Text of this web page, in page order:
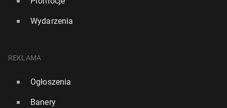
Wydarzenia
REKLAMA
Ogłoszenia
Banery